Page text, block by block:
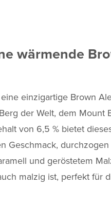
wärmende
einzigartige Brown
der Welt, dem Mount
von 6,5 % bietet
Geschmack,
und geröstetem
malzig ist, perfekt für